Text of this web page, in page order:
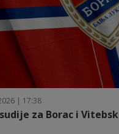
| 17:38
za Borac i Vitebsk